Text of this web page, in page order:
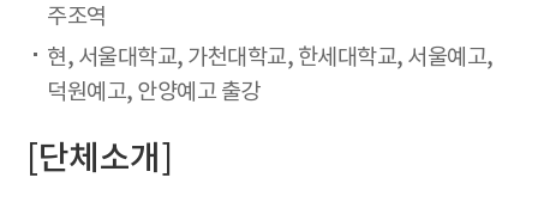
주조역
현, 서울대학교, 가천대학교, 한세대학교, 서울예고,
덕원예고, 안양예고 출강
[단체소개]